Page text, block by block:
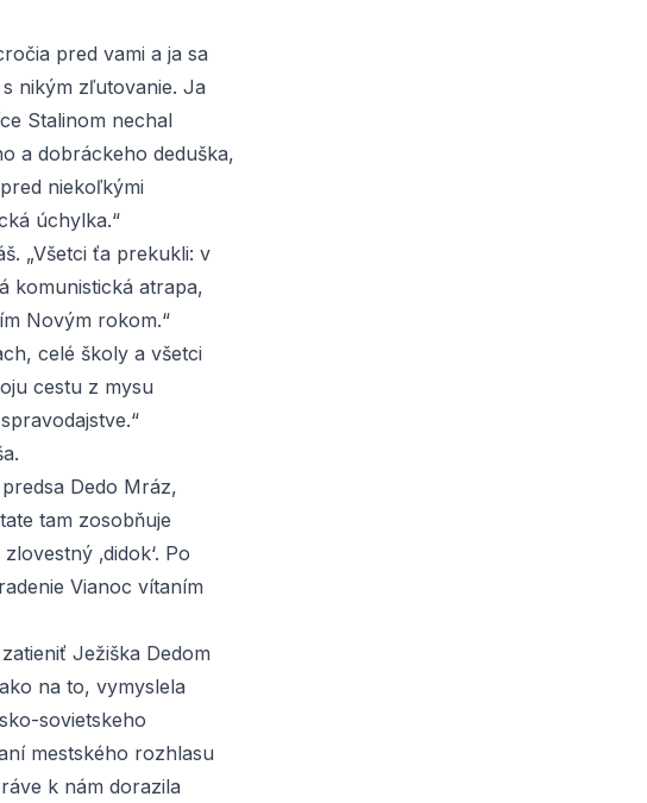
pred vami a ja sa
nikým zľutovanie. Ja
Stalinom nechal
a dobráckeho deduška,
niekoľkými
úchylka.“
„Všetci ťa prekukli: v
komunistická atrapa,
Novým rokom.“
celé školy a všetci
cestu z mysu
Dedo Mráz,
tam zosobňuje
‚didok‘. Po
Vianoc vítaním
Ježiška Dedom
na to, vymyslela
sovietskeho
mestského rozhlasu
k nám dorazila